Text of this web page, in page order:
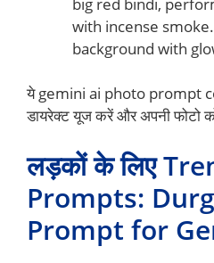
with incense
background with
ये gemini ai photo prompt
डायरेक्ट यूज करें और अपनी फोटो
लड़कों के लिए
Prompts:
Prompt for